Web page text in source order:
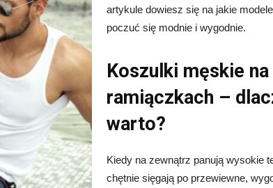
artykule dowiesz się na jakie
poczuć się modnie i wygodnie.
Koszulki męskie na
ramiączkach –
warto?
Kiedy na zewnątrz panują wysokie
chętnie sięgają po przewiewne,